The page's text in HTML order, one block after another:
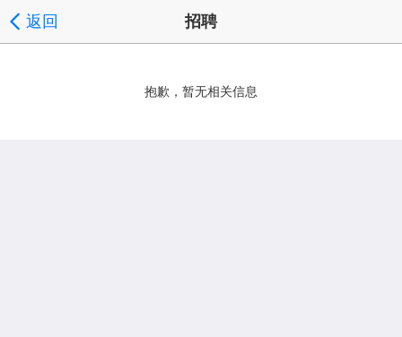
返回 招聘
抱歉，暂无相关信息